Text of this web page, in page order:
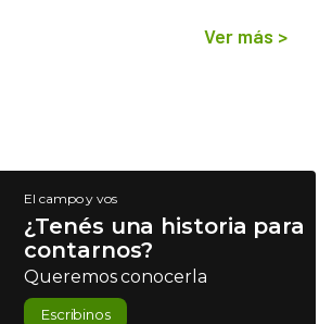
Ver más >
El campo y vos
¿Tenés una historia para
contarnos?
Queremos conocerla
Escribinos